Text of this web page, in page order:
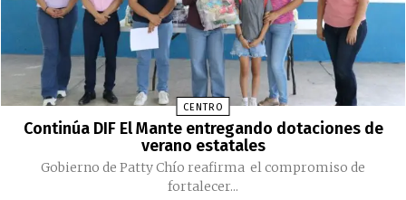
CENTRO
Continúa DIF El Mante entregando dotaciones de
verano estatales
Gobierno de Patty Chío reafirma el compromiso de
fortalecer...